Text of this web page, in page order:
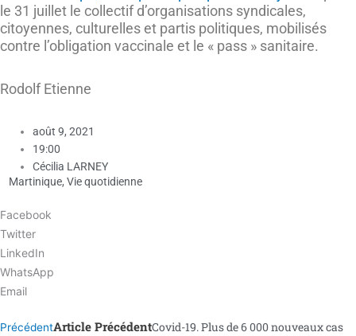
le 31 juillet le collectif d’organisations syndicales,
citoyennes, culturelles et partis politiques, mobilisés
contre l’obligation vaccinale et le « pass » sanitaire.
Rodolf Etienne
août 9, 2021
19:00
Cécilia LARNEY
Martinique, Vie quotidienne
Facebook
Twitter
LinkedIn
WhatsApp
Email
PrécédentArticle PrécédentCovid-19. Plus de 6 000 nouveaux cas